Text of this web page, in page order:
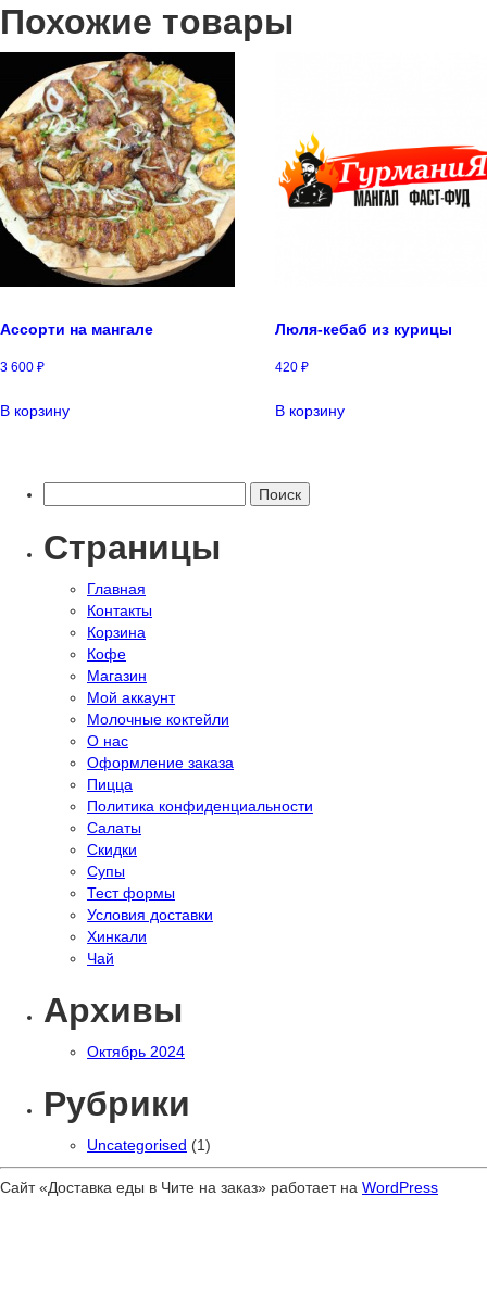
Похожие товары
Ассорти на мангале
3 600 ₽
В корзину
Люля-кебаб из курицы
420₽
В корзину
Страницы
Главная
Контакты
Корзина
Кофе
Магазин
Мой аккаунт
Молочные коктейли
О нас
Оформление заказа
Пицца
Политика конфиденциальности
Салаты
Скидки
Супы
Тест формы
Условия доставки
Хинкали
Чай
Архивы
Октябрь 2024
Рубрики
Uncategorised (1)
Сайт «Доставка еды в Чите на заказ» работает на WordPress